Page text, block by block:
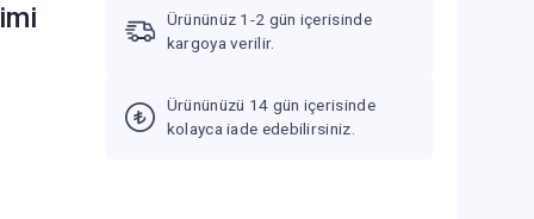
Ürününüz 1-2 gün içerisinde
kargoya verilir.
Ürününüzü 14 gün içerisinde
kolayca iade edebilirsiniz.